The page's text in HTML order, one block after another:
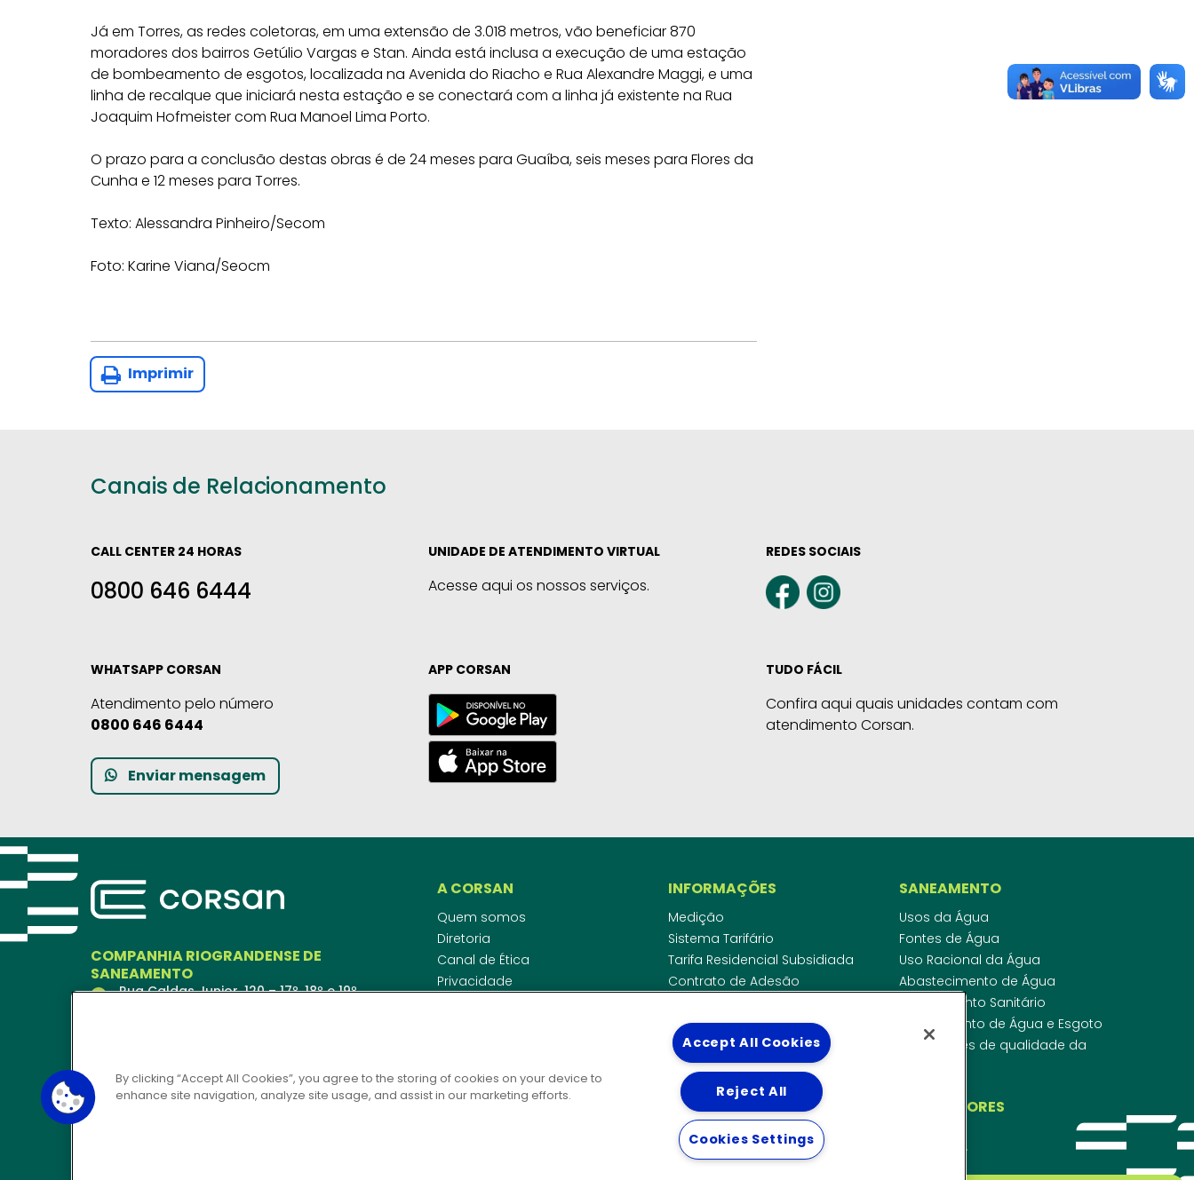
Já em Torres, as redes coletoras, em uma extensão de 3.018 metros, vão beneficiar 870
moradores dos bairros Getúlio Vargas e Stan. Ainda está inclusa a execução de uma estação
de bombeamento de esgotos, localizada na Avenida do Riacho e Rua Alexandre Maggi, e uma
linha de recalque que iniciará nesta estação e se conectará com a linha já existente na Rua
Joaquim Hofmeister com Rua Manoel Lima Porto.
O prazo para a conclusão destas obras é de 24 meses para Guaíba, seis meses para Flores da
Cunha e 12 meses para Torres.
Texto: Alessandra Pinheiro/Secom
Foto: Karine Viana/Seocm
Imprimir
Canais de Relacionamento
CALL CENTER 24 HORAS
0800 646 6444
UNIDADE DE ATENDIMENTO VIRTUAL
Acesse aqui os nossos serviços.
REDES SOCIAIS
WHATSAPP CORSAN
Atendimento pelo número
0800 646 6444
Enviar mensagem
APP CORSAN TUDO FÁCIL
Confira aqui quais unidades contam com
atendimento Corsan.
COMPANHIA RIOGRANDENSE DE
SANEAMENTO
Rua Caldas Junior, 120 – 17º, 18º e 19º
CORSAN 24H
A CORSAN
Quem somos
Diretoria
Canal de Ética
Privacidade
Notícias
INFORMAÇÕES
Medição
Sistema Tarifário
Tarifa Residencial Subsidiada
Contrato de Adesão
Agências Reguladoras
Cobrança pela Disponibilidade
Padrão de Ligação de Água
Guia Cadastro Técnico
DIRETORIAS
SANEAMENTO
Usos da Água
Fontes de Água
Uso Racional da Água
Abastecimento de Água
Esgotamento Sanitário
Regulamento de Água e Esgoto
Indicadores de qualidade da
INVESTIDORES
WEBMAIL
By clicking “Accept All Cookies”, you agree to the storing of cookies on your device to
enhance site navigation, analyze site usage, and assist in our marketing efforts.
Accept All Cookies
Reject All
Cookies Settings